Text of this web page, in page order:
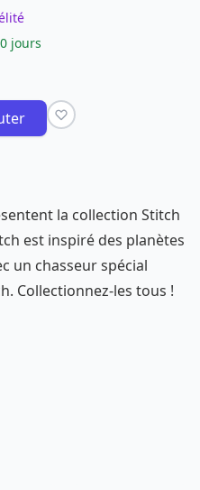
jours
la collection Stitch
est inspiré des planètes
un chasseur spécial
Collectionnez-les tous !